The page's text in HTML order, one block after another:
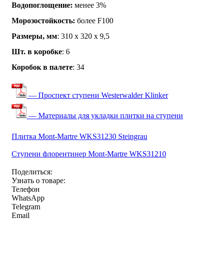
Водопоглощение: менее 3%
Морозостойкость: более F100
Размеры, мм: 310 x 320 x 9,5
Шт. в коробке: 6
Коробок в палете: 34
— Проспект ступени Westerwalder Klinker
— Материалы для укладки плитки на ступени
Плитка Mont-Martre WKS31230 Steingrau
Ступени флорентинер Mont-Martre WKS31210
Поделиться:
Узнать о товаре:
Телефон
WhatsApp
Telegram
Email